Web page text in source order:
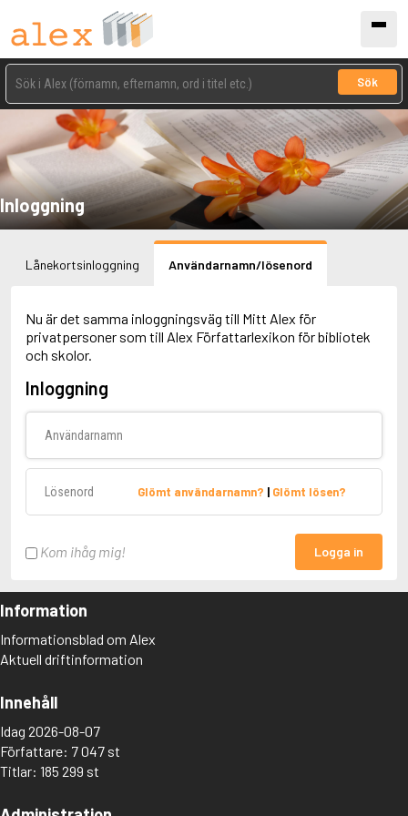
Sök
Inloggning
Lånekortsinloggning Användarnamn/lösenord
Nu är det samma inloggningsväg till Mitt Alex för
privatpersoner som till Alex Författarlexikon för bibliotek
och skolor.
Inloggning
Glömt användarnamn? | Glömt lösen?
Kom ihåg mig! Logga in
Information
Informationsblad om Alex
Aktuell driftinformation
Innehåll
Idag 2026-08-07
Författare: 7 047 st
Titlar: 185 299 st